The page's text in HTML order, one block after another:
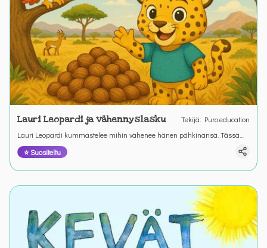
Lauri Leopardi ja vähennyslasku Tekijä: Puro.education
Lauri Leopardi kummastelee mihin vähenee hänen pähkinänsä. Tässä
tehtävässä Lauri Leopardi tutustuu vähennyslaskuun yhdessä Pihla
Papukaijan kanssa.
⭐ Suositeltu